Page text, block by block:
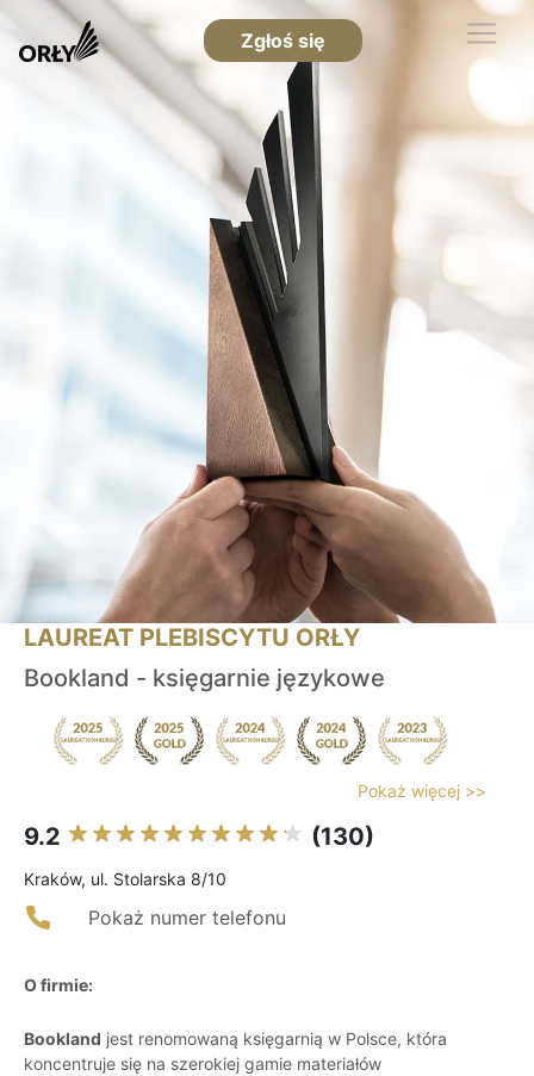
Zgłoś się
LAUREAT PLEBISCYTU ORŁY
Bookland - księgarnie językowe
Pokaż więcej >>
9.2 (130)
Kraków, ul. Stolarska 8/10
Pokaż numer telefonu
O firmie:
Bookland jest renomowaną księgarnią w Polsce, która
koncentruje się na szerokiej gamie materiałów